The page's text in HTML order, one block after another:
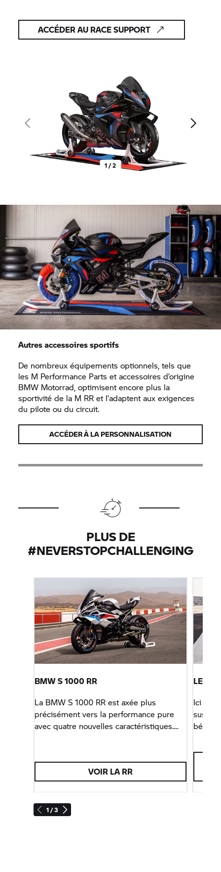
ACCÉDER AU RACE SUPPORT
1 / 2
Autres accessoires sportifs
De nombreux équipements optionnels, tels que
les M Performance Parts et accessoires d’origine
BMW Motorrad, optimisent encore plus la
sportivité de la M RR et l’adaptent aux exigences
du pilote ou du circuit.
ACCÉDER À LA PERSONNALISATION
PLUS DE
#NEVERSTOPCHALLENGING
1 / 3
BMWS 1000 RR
La BMWS 1000 RR est axée plus
précisément vers la performance pure
avec quatre nouvelles caractéristiques.
VOIR LA RR
Ici